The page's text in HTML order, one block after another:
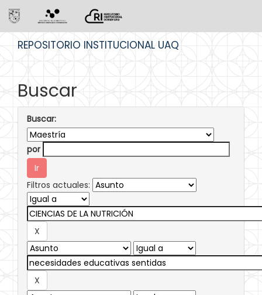
REPOSITORIO INSTITUCIONAL UAQ
Buscar
Buscar:
por
Filtros actuales: